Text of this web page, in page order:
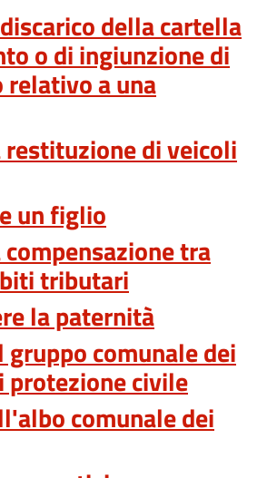
della cartella
o di ingiunzione di
relativo a una
restituzione di veicoli
un figlio
tra
tributari
la paternità
gruppo comunale dei
civile
comunale dei